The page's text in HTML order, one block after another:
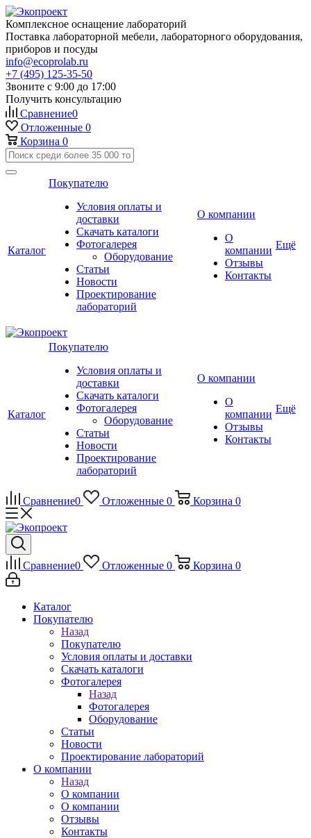
Комплексное оснащение лабораторий
Поставка лабораторной мебели, лабораторного оборудования,
приборов и посуды
info@ecoprolab.ru
+7 (495) 125-35-50
Звоните с 9:00 до 17:00
Получить консультацию
Сравнение0
Отложенные 0
Корзина 0
Каталог
Покупателю
Условия оплаты и
доставки
Скачать каталоги
Фотогалерея
Оборудование
Статьи
Новости
Проектирование
лабораторий
О компании
О
компании
Отзывы
Контакты
Ещё
Каталог
Покупателю
Условия оплаты и
доставки
Скачать каталоги
Фотогалерея
Оборудование
Статьи
Новости
Проектирование
лабораторий
О компании
О
компании
Отзывы
Контакты
Ещё
Сравнение0 Отложенные 0 Корзина 0
Сравнение0 Отложенные 0 Корзина 0
Каталог
Покупателю
Назад
Покупателю
Условия оплаты и доставки
Скачать каталоги
Фотогалерея
Назад
Фотогалерея
Оборудование
Статьи
Новости
Проектирование лабораторий
О компании
Назад
О компании
О компании
Отзывы
Контакты